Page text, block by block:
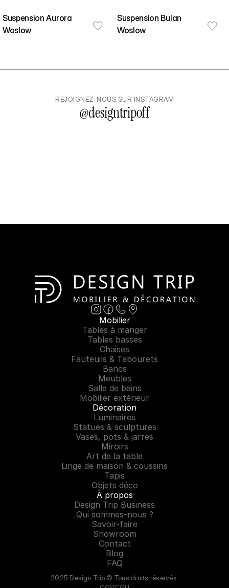
Suspension Aurora
Woslow
Suspension Bulan
Woslow
REJOIGNEZ-NOUS SUR INSTAGRAM
@designtripoff
Mobilier
Tables à manger
Tables basses
Chaises
Fauteuils & Tabourets
Bancs
Meubles
Salle de bains
Mobilier extérieur
Décoration
Luminaires
Statues & sculptures
Vases, pots & jarres
Miroirs
Art de la table
Linge de maison & coussins
Tapis
Objets déco
À propos
Design Trip Business
Qui sommes-nous ?
Savoir-faire
Showroom
Contact
Blog
FAQ
2025 Design Trip © Tous droits réservés